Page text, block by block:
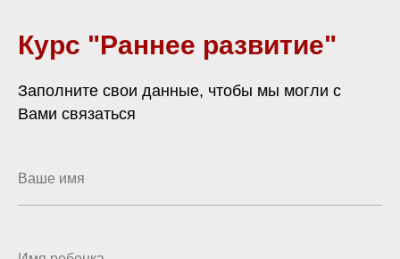
Курс "Раннее развитие"
Заполните свои данные, чтобы мы могли с
Вами связаться